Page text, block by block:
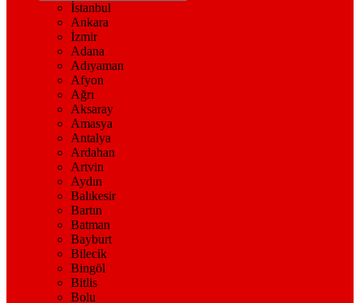
İstanbul
Ankara
İzmir
Adana
Adıyaman
Afyon
Ağrı
Aksaray
Amasya
Antalya
Ardahan
Artvin
Aydın
Balıkesir
Bartın
Batman
Bayburt
Bilecik
Bingöl
Bitlis
Bolu